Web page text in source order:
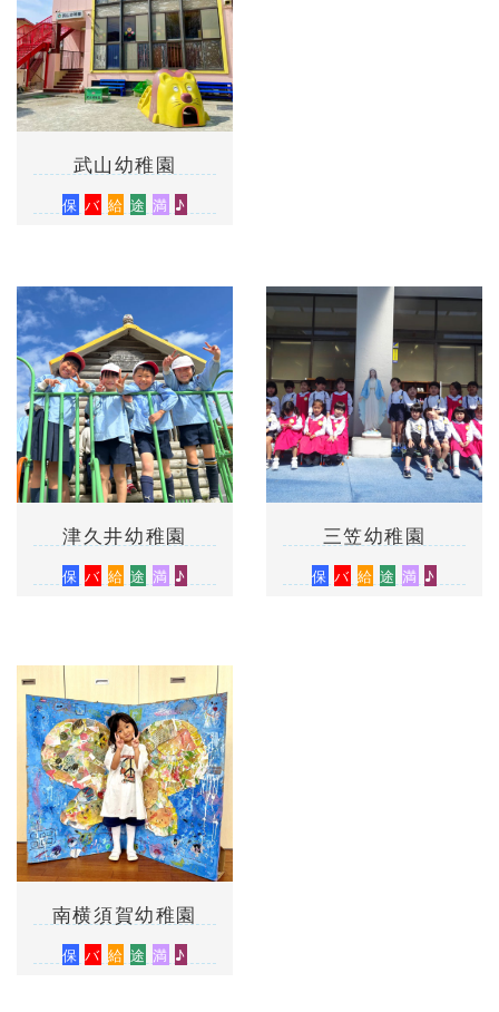
武山幼稚園
保 バ 給 途 満 ♪
津久井幼稚園
保 バ 給 途 満 ♪
三笠幼稚園
保 バ 給 途 満 ♪
南横須賀幼稚園
保 バ 給 途 満 ♪